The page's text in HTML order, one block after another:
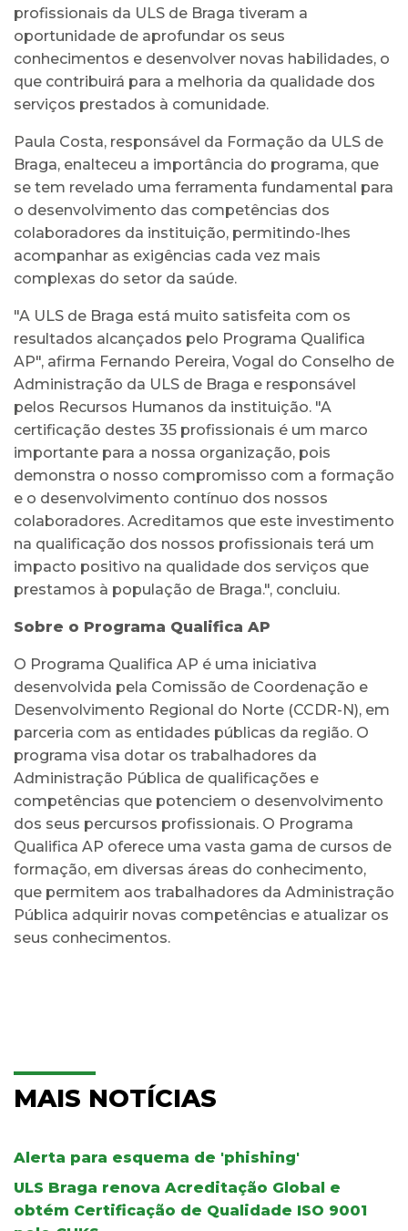
profissionais da ULS de Braga tiveram a
oportunidade de aprofundar os seus
conhecimentos e desenvolver novas habilidades, o
que contribuirá para a melhoria da qualidade dos
serviços prestados à comunidade.
Paula Costa, responsável da Formação da ULS de
Braga, enalteceu a importância do programa, que
se tem revelado uma ferramenta fundamental para
o desenvolvimento das competências dos
colaboradores da instituição, permitindo-lhes
acompanhar as exigências cada vez mais
complexas do setor da saúde.
"A ULS de Braga está muito satisfeita com os
resultados alcançados pelo Programa Qualifica
AP", afirma Fernando Pereira, Vogal do Conselho de
Administração da ULS de Braga e responsável
pelos Recursos Humanos da instituição. "A
certificação destes 35 profissionais é um marco
importante para a nossa organização, pois
demonstra o nosso compromisso com a formação
e o desenvolvimento contínuo dos nossos
colaboradores. Acreditamos que este investimento
na qualificação dos nossos profissionais terá um
impacto positivo na qualidade dos serviços que
prestamos à população de Braga.", concluiu.
Sobre o Programa Qualifica AP
O Programa Qualifica AP é uma iniciativa
desenvolvida pela Comissão de Coordenação e
Desenvolvimento Regional do Norte (CCDR-N), em
parceria com as entidades públicas da região. O
programa visa dotar os trabalhadores da
Administração Pública de qualificações e
competências que potenciem o desenvolvimento
dos seus percursos profissionais. O Programa
Qualifica AP oferece uma vasta gama de cursos de
formação, em diversas áreas do conhecimento,
que permitem aos trabalhadores da Administração
Pública adquirir novas competências e atualizar os
seus conhecimentos.
MAIS NOTÍCIAS
Alerta para esquema de 'phishing'
ULS Braga renova Acreditação Global e
obtém Certificação de Qualidade ISO 9001